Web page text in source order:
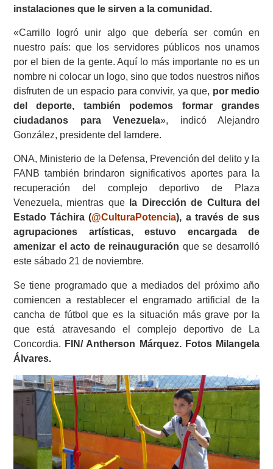
instalaciones que le sirven a la comunidad.
«Carrillo logró unir algo que debería ser común en
nuestro país: que los servidores públicos nos unamos
por el bien de la gente. Aquí lo más importante no es un
nombre ni colocar un logo, sino que todos nuestros niños
disfruten de un espacio para convivir, ya que, por medio
del deporte, también podemos formar grandes
ciudadanos para Venezuela», indicó Alejandro
González, presidente del Iamdere.
ONA, Ministerio de la Defensa, Prevención del delito y la
FANB también brindaron significativos aportes para la
recuperación del complejo deportivo de Plaza
Venezuela, mientras que
la Dirección de Cultura del
Estado Táchira (@CulturaPotencia), a través de sus
agrupaciones artísticas, estuvo encargada de
amenizar el acto de reinauguración que se desarrolló
este sábado 21 de noviembre.
Se tiene programado que a mediados del próximo año
comiencen a restablecer el engramado artificial de la
cancha de fútbol que es la situación más grave por la
que está atravesando el complejo deportivo de La
Concordia. FIN/ Antherson Márquez. Fotos Milangela
Álvares.